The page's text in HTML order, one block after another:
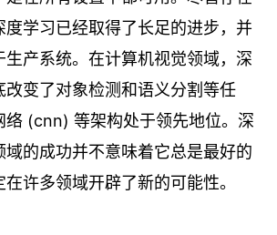
度学习已经取得了长足的进步，并
生产系统。在计算机视觉领域，深
改变了对象检测和语义分割等任
络 (cnn) 等架构处于领先地位。深
域的成功并不意味着它总是最好的
许多领域开辟了新的可能性。